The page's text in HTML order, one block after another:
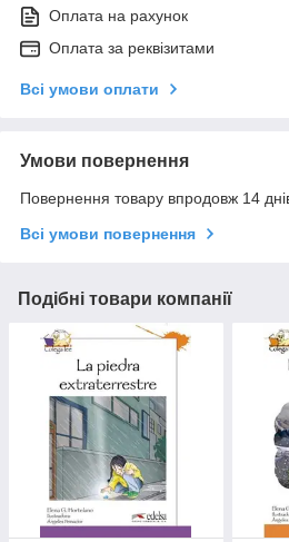
Оплата на рахунок
Оплата за реквізитами
Всі умови оплати
Умови повернення
Повернення товару впродовж 14
Всі умови повернення
Подібні товари компанії